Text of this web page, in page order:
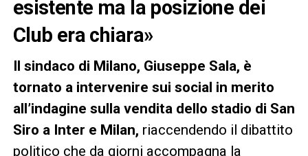
esistente ma la posizione dei
Club era chiara»
Il sindaco di Milano, Giuseppe Sala, è
tornato a intervenire sui social in merito
all’indagine sulla vendita dello stadio di San
Siro a Inter e Milan, riaccendendo il dibattito
politico che da giorni accompagna la